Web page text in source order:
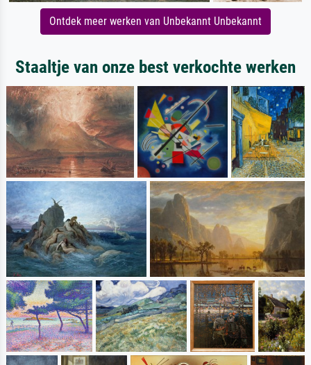
Ontdek meer werken van Unbekannt Unbekannt
Staaltje van onze best verkochte werken